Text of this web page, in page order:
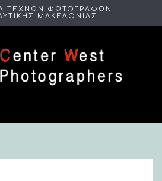
ΦΩΤΟΓΡΑΦΩΝ
ΜΑΚΕΔΟΝΙΑΣ